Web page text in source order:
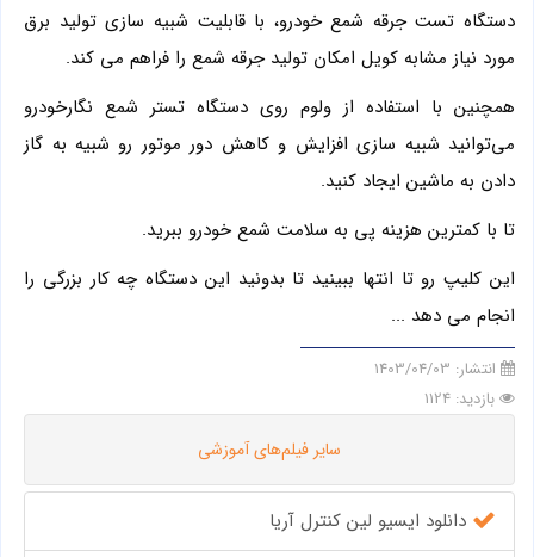
دستگاه تست جرقه شمع خودرو، با قابلیت شبیه سازی تولید برق
مورد نیاز مشابه کویل امکان تولید جرقه شمع را فراهم می کند.
همچنین با استفاده از ولوم روی دستگاه تستر شمع نگارخودرو
می‌توانید شبیه سازی افزایش و کاهش دور موتور رو شبیه به گاز
دادن به ماشین ایجاد کنید.
تا با کمترین هزینه پی به سلامت شمع خودرو ببرید.
این کلیپ رو تا انتها ببینید تا بدونید این دستگاه چه کار بزرگی را
انجام می دهد ...
انتشار: 1403/04/03
بازدید: 1124
سایر فیلم‌های آموزشی
دانلود ایسیو لین کنترل آریا